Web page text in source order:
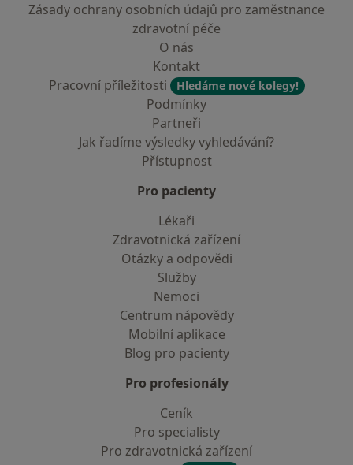
Zásady ochrany osobních údajů pro zaměstnance
zdravotní péče
O nás
Kontakt
Pracovní příležitosti
Hledáme nové kolegy!
Podmínky
Partneři
Jak řadíme výsledky vyhledávání?
Přístupnost
Pro pacienty
Lékaři
Zdravotnická zařízení
Otázky a odpovědi
Služby
Nemoci
Centrum nápovědy
Mobilní aplikace
Blog pro pacienty
Pro profesionály
Ceník
Pro specialisty
Pro zdravotnická zařízení